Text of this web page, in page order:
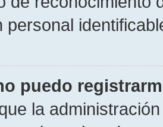
personal
puedo
la